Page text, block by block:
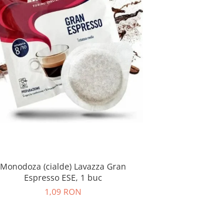
Monodoza (cialde) Lavazza Gran
Espresso ESE, 1 buc
1,09 RON